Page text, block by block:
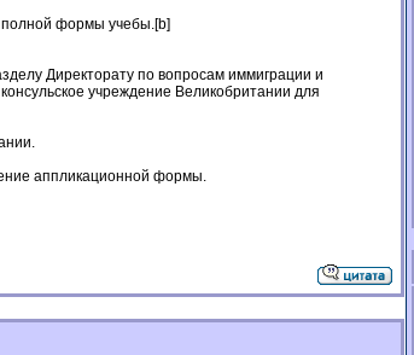
полной формы учебы.[b]
Директорату по вопросам иммиграции и
учреждение Великобритании для
аппликационной формы.